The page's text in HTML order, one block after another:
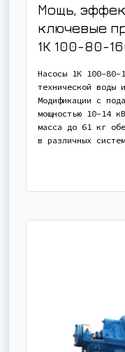
Мощь,
ключевые
1К 100-80-
Насосы 1К 100-80-
технической воды
Модификации с
мощностью 10-14
масса до 61 кг
в различных